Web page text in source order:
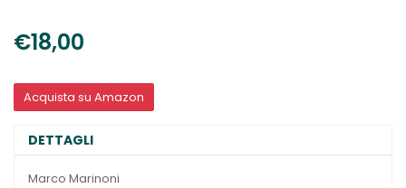
€18,00
Acquista su Amazon
DETTAGLI
Marco Marinoni